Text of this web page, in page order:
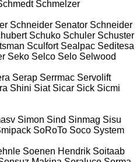
Schmelzer
Schneider Senator Schneider
Schuko Schuler Schuster
Sculfort Sealpac Seditesa
Seko Selco Selo Selwood
Serap Serrmac Servolift
Shini Siat Sicar Sick Sicmi
Simon Sind Sinmag Sisu
SoRoTo Soco System
Soenen Hendrik Soitaab